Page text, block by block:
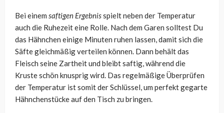
Bei einem saftigen Ergebnisspielt neben der Temperatur
auch die Ruhezeit eine Rolle. Nach dem Garen solltest Du
das Hähnchen einige Minuten ruhen lassen, damit sich die
Säfte gleichmäßig verteilen können. Dann behält das
Fleisch seine Zartheit und bleibt saftig, während die
Kruste schön knusprig wird. Das regelmäßige Überprüfen
der Temperatur ist somit der Schlüssel, um perfekt gegarte
Hähnchenstücke auf den Tisch zu bringen.